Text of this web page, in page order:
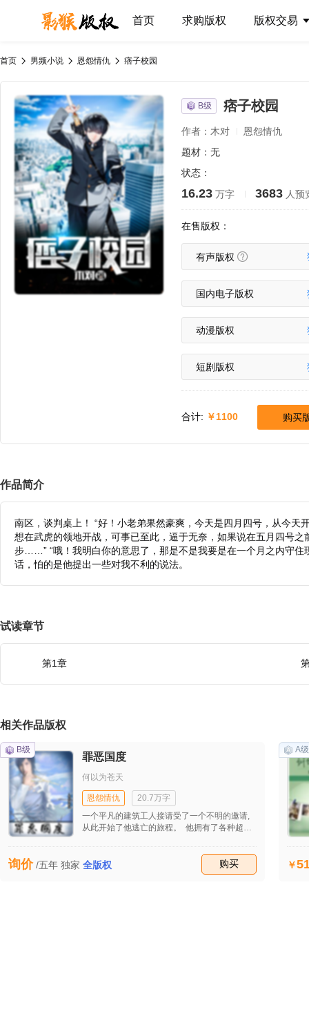
首页 求购版权 版权交易
首页 男频小说 恩怨情仇 痞子校园
B级 痞子校园
作者：木对
恩怨情仇
题材：无
状态：
16.23 万字 3683 人预
在售版权：
有声版权
国内电子版权
动漫版权
短剧版权
合计: 1100 购买
作品简介
南区，谈判桌上！ “好！小老弟果然豪爽，今天是四月四号，从今
想在武虎的领地开战，可事已至此，逼于无奈，如果说在五月四号
步……” “哦！我明白你的意思了，那是不是我要是在一个月之内守
话，怕的是他提出一些对我不利的说法。
试读章节
第1章
相关作品版权
B级
罪恶国度
何以为苍天
恩怨情仇
20.7万字
一个平凡的建筑工人接请受了一个不明的邀请,
从此开始了他逃亡的旅程。 他拥有了各种超能
到底想干什么? 当他认定的朋友们也认为他是
询价 /五年 独家 全版权 购买
A级